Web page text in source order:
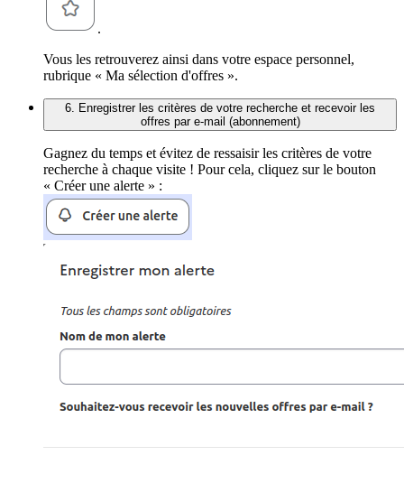
.
Vous les retrouverez ainsi dans votre espace personnel,
rubrique « Ma sélection d'offres ».
6. Enregistrer les critères de votre recherche et recevoir les
offres par e-mail (abonnement)
Gagnez du temps et évitez de ressaisir les critères de votre
recherche à chaque visite ! Pour cela, cliquez sur le bouton
« Créer une alerte » :